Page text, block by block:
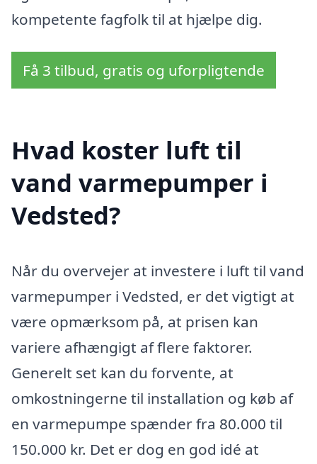
kompetente fagfolk til at hjælpe dig.
Få 3 tilbud, gratis og uforpligtende
Hvad koster luft til
vand varmepumper i
Vedsted?
Når du overvejer at investere i luft til vand
varmepumper i Vedsted, er det vigtigt at
være opmærksom på, at prisen kan
variere afhængigt af flere faktorer.
Generelt set kan du forvente, at
omkostningerne til installation og køb af
en varmepumpe spænder fra 80.000 til
150.000 kr. Det er dog en god idé at